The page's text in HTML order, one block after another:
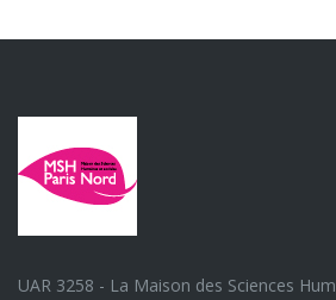
UAR 3258 - La Maison des Sciences